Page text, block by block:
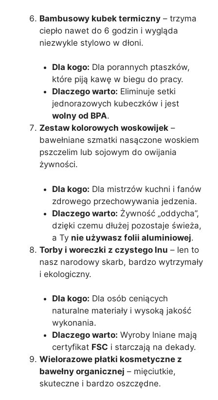
Bambusowy kubek termiczny – trzyma
ciepło nawet do 6 godzin i wygląda
niezwykle stylowo w dłoni.
Dla kogo: Dla porannych ptaszków,
które piją kawę w biegu do pracy.
Dlaczego warto: Eliminuje setki
jednorazowych kubeczków i jest
wolny od BPA.
Zestaw kolorowych woskowijek –
bawełniane szmatki nasączone woskiem
pszczelim lub sojowym do owijania
żywności.
Dla kogo: Dla mistrzów kuchni i fanów
zdrowego przechowywania jedzenia.
Dlaczego warto: Żywność „oddycha”,
dzięki czemu dłużej pozostaje świeża,
a Ty nie używasz folii aluminiowej.
Torby i woreczki z czystego lnu – len to
nasz narodowy skarb, bardzo wytrzymały
i ekologiczny.
Dla kogo: Dla osób ceniących
naturalne materiały i wysoką jakość
wykonania.
Dlaczego warto: Wyroby lniane mają
certyfikat FSC i starczają na dekady.
Wielorazowe płatki kosmetyczne z
bawełny organicznej – mięciutkie,
skuteczne i bardzo oszczędne.